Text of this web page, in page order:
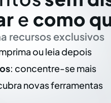
e como
recursos exclusivos
ou leia depois
: concentre-se mais
novas ferramentas